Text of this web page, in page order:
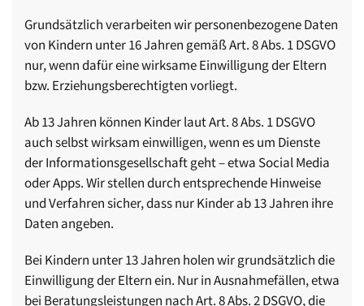
Grundsätzlich verarbeiten wir personenbezogene Daten
von Kindern unter 16 Jahren gemäß Art. 8 Abs. 1 DSGVO
nur, wenn dafür eine wirksame Einwilligung der Eltern
bzw. Erziehungsberechtigten vorliegt.
Ab 13 Jahren können Kinder laut Art. 8 Abs. 1 DSGVO
auch selbst wirksam einwilligen, wenn es um Dienste
der Informationsgesellschaft geht – etwa Social Media
oder Apps. Wir stellen durch entsprechende Hinweise
und Verfahren sicher, dass nur Kinder ab 13 Jahren ihre
Daten angeben.
Bei Kindern unter 13 Jahren holen wir grundsätzlich die
Einwilligung der Eltern ein. Nur in Ausnahmefällen, etwa
bei Beratungsleistungen nach Art. 8 Abs. 2 DSGVO, die